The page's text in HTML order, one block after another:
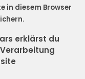
in diesem Browser
erklärst du